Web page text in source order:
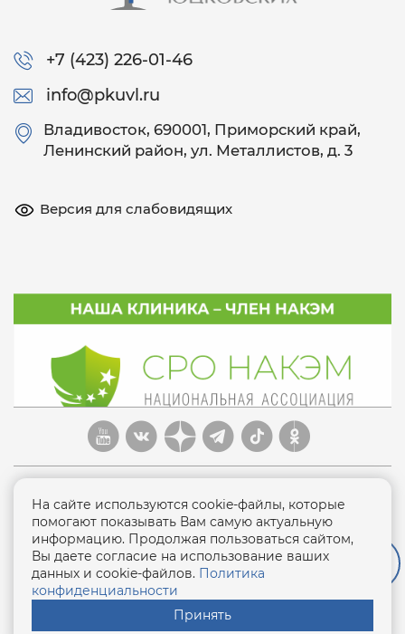
+7 (423) 226-01-46
info@pkuvl.ru
Владивосток, 690001, Приморский край,
Ленинский район, ул. Металлистов, д. 3
Версия для слабовидящих
Политика конфиденциальности
Лицензия ЛО-25-01-005011
от 15 июля 2020г.
На сайте используются cookie-файлы, которые
помогают показывать Вам самую актуальную
информацию. Продолжая пользоваться сайтом,
Вы даете согласие на использование ваших
данных и cookie-файлов. Политика
конфиденциальности
Принять